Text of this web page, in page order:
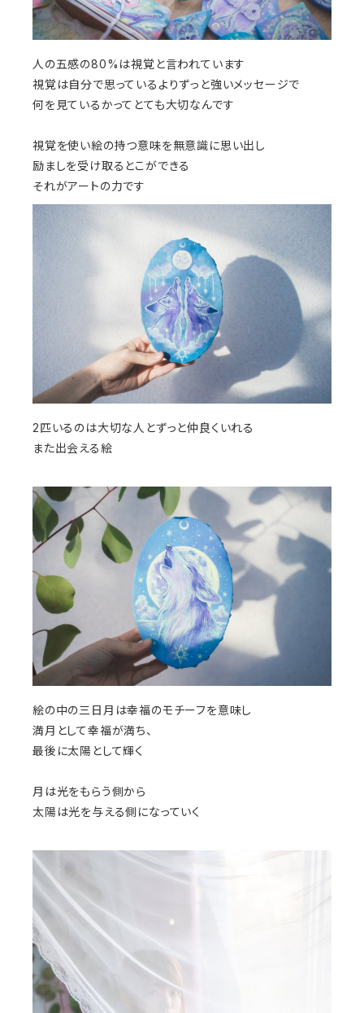
人の五感の80%は視覚と言われています
視覚は自分で思っているよりずっと強いメッセージで
何を見ているかってとても大切なんです
視覚を使い絵の持つ意味を無意識に思い出し
励ましを受け取るとこができる
それがアートの力です
2匹いるのは大切な人とずっと仲良くいれる
また出会える絵
絵の中の三日月は幸福のモチーフを意味し
満月として幸福が満ち、
最後に太陽として輝く
月は光をもらう側から
太陽は光を与える側になっていく